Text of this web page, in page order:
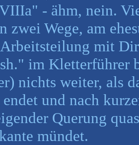
- ähm, nein.
zwei Wege, am
mit
im Kletterführer
nichts weiter, als
und nach
Querung
mündet.